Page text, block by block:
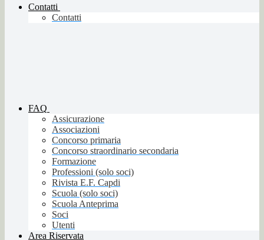
Contatti
Contatti
FAQ
Assicurazione
Associazioni
Concorso primaria
Concorso straordinario secondaria
Formazione
Professioni (solo soci)
Rivista E.F. Capdi
Scuola (solo soci)
Scuola Anteprima
Soci
Utenti
Area Riservata